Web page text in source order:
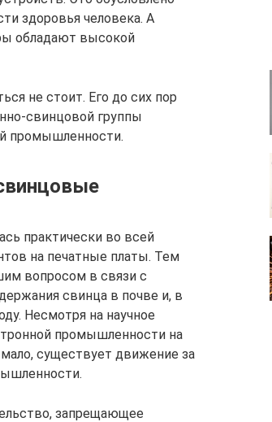
здоровья человека. А
обладают высокой
не стоит. Его до сих пор
свинцовой группы
промышленности.
практически во всей
на печатные платы. Тем
вопросом в связи с
свинца в почве и, в
Несмотря на научное
промышленности на
существует движение за
запрещающее